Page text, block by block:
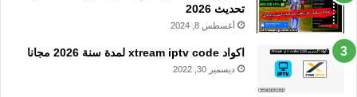
تحديث 2026
أغسطس 8, 2024
اكواد xtream iptv code لمدة سنة 2026 مجانا
ديسمبر 30, 2022